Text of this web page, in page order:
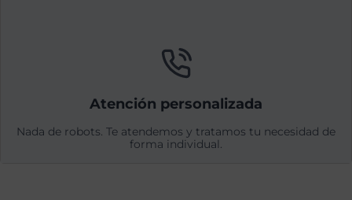
Atención personalizada
Nada de robots. Te atendemos y tratamos tu necesidad de
forma individual.